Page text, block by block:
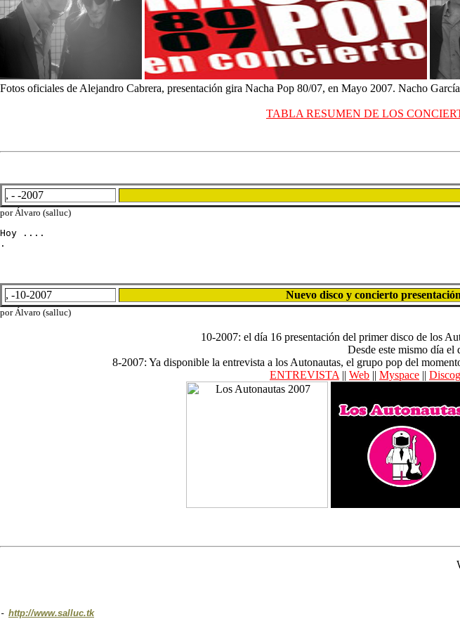
Fotos oficiales de Alejandro Cabrera, presentación gira Nacha Pop 80/07, en Mayo 2007. Nacho
TABLA RESUMEN DE LOS
, - -2007
por Álvaro (salluc)
Hoy ....
.
, -10-2007 Nuevo disco y concierto
por Álvaro (salluc)
10-2007: el día 16 presentación del primer disco de los
Desde este mismo día el
8-2007: Ya disponible la entrevista a los Autonautas, el grupo pop del
ENTREVISTA || Web || Myspace ||
- http://www.salluc.tk